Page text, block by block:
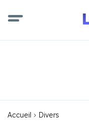
Accueil Divers